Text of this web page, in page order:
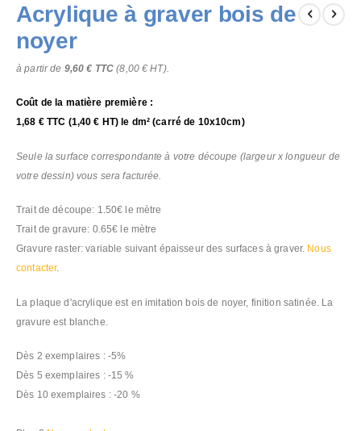
to
beginning
the
images
Acrylique à graver bois de
noyer
à partir de 9,60 € TTC (8,00 € HT).
Coût de la matière première :
1,68 €TTC (1,40 € HT) le dm² (carré de 10x10cm)
Seule la surface correspondante à votre découpe (largeur x longueur de
votre dessin) vous sera facturée.
Trait de découpe: 1.50€ le mètre
Trait de gravure: 0.65€ le mètre
Gravure raster: variable suivant épaisseur des surfaces à graver. Nous
contacter.
La plaque d'acrylique est en imitation bois de noyer, finition satinée. La
gravure est blanche.
Dès 2 exemplaires : -5%
Dès 5 exemplaires : -15 %
Dès 10 exemplaires : -20 %